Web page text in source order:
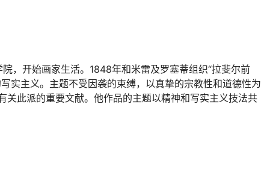
，开始画家生活。1848年和米雷及罗塞蒂组织“拉斐尔前
实主义。主题不受因袭的束缚，以真挚的宗教性和道德性为
此派的重要文献。他作品的主题以精神和写实主义技法共